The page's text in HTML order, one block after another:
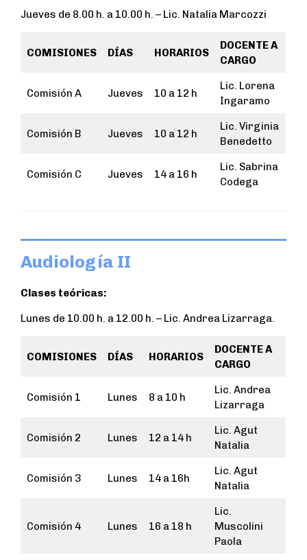
Jueves de 8.00 h. a 10.00 h. – Lic. Natalia Marcozzi
COMISIONES DÍAS HORARIOS
DOCENTE A
CARGO
Comisión A Jueves 10 a 12 h
Lic. Lorena
Ingaramo
Comisión B Jueves 10 a 12 h
Lic. Virginia
Benedetto
Comisión C Jueves 14 a 16 h
Lic. Sabrina
Codega
Audiología II
Clases teóricas:
Lunes de 10.00 h. a 12.00 h. – Lic. Andrea Lizarraga.
COMISIONES DÍAS HORARIOS
DOCENTE A
CARGO
Comisión 1 Lunes 8 a 10 h
Lic. Andrea
Lizarraga
Comisión 2 Lunes 12 a 14 h
Lic. Agut
Natalia
Comisión 3 Lunes 14 a 16h
Lic. Agut
Natalia
Comisión 4 Lunes 16 a 18 h
Lic.
Muscolini
Paola